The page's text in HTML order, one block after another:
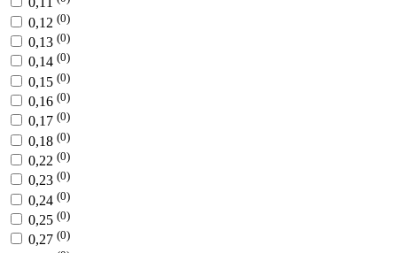
0,12 (0)
0,13 (0)
0,14 (0)
0,15 (0)
0,16 (0)
0,17 (0)
0,18 (0)
0,22 (0)
0,23 (0)
0,24 (0)
0,25 (0)
0,27 (0)